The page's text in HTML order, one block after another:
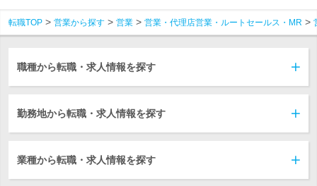
転職TOP 営業から探す 営業 営業・代理店営業・ルートセールス・MR
職種から転職・求人情報を探す
勤務地から転職・求人情報を探す
業種から転職・求人情報を探す